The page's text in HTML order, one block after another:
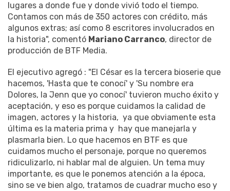
lugares a donde fue y donde vivió todo el tiempo.
Contamos con más de 350 actores con crédito, más
algunos extras; así como 8 escritores involucrados en
la historia", comentó Mariano Carranco, director de
producción de BTF Media.
El ejecutivo agregó : "El César es la tercera bioserie que
hacemos, 'Hasta que te conocí' y 'Su nombre era
Dolores, la Jenn que yo conocí' tuvieron mucho éxito y
aceptación, y eso es porque cuidamos la calidad de
imagen, actores y la historia, ya que obviamente esta
última es la materia prima y hay que manejarla y
plasmarla bien. Lo que hacemos en BTF es que
cuidamos mucho el personaje, porque no queremos
ridiculizarlo, ni hablar mal de alguien. Un tema muy
importante, es que le ponemos atención a la época,
sino se ve bien algo, tratamos de cuadrar mucho eso y